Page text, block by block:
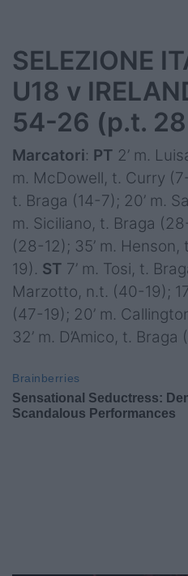
SELEZIONE
U18 v
54-26 (p.t.
Marcatori: PT 2’ m.
m. McDowell, t. Curry
t. Braga (14-7); 20’ m.
m. Siciliano, t. Braga
(28-12); 35’ m.
19). ST 7’ m. Tosi, t.
Marzotto, n.t. (40-19);
(47-19); 20’ m.
32’ m. D’Amico, t.